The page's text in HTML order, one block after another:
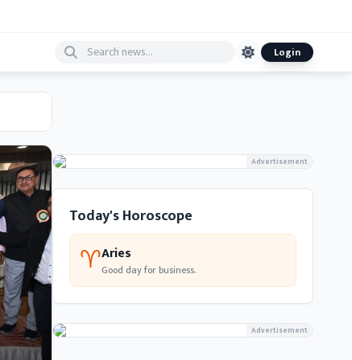
Login
Advertisement
Today's Horoscope
♈Aries
Good day for business.
Advertisement